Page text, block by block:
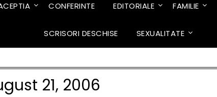
CONFERINTE EDITORIALE FAMILIE
SCRISORI DESCHISE SEXUALITATE
21, 2006